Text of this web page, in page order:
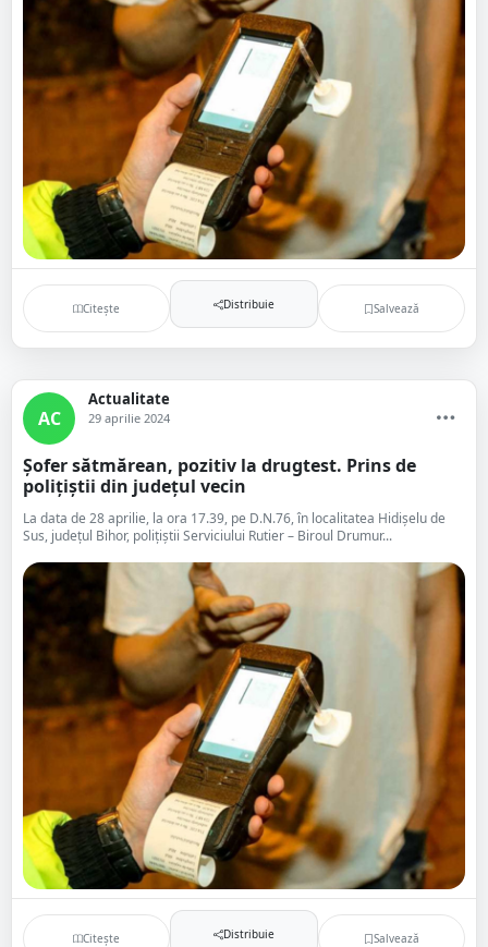
Citește Distribuie Salvează
AC
Actualitate
29 aprilie 2024
Șofer sătmărean, pozitiv la drugtest. Prins de
polițiștii din județul vecin
La data de 28 aprilie, la ora 17.39, pe D.N.76, în localitatea Hidișelu de
Sus, județul Bihor, polițiștii Serviciului Rutier – Biroul Drumur...
Citește Distribuie Salvează